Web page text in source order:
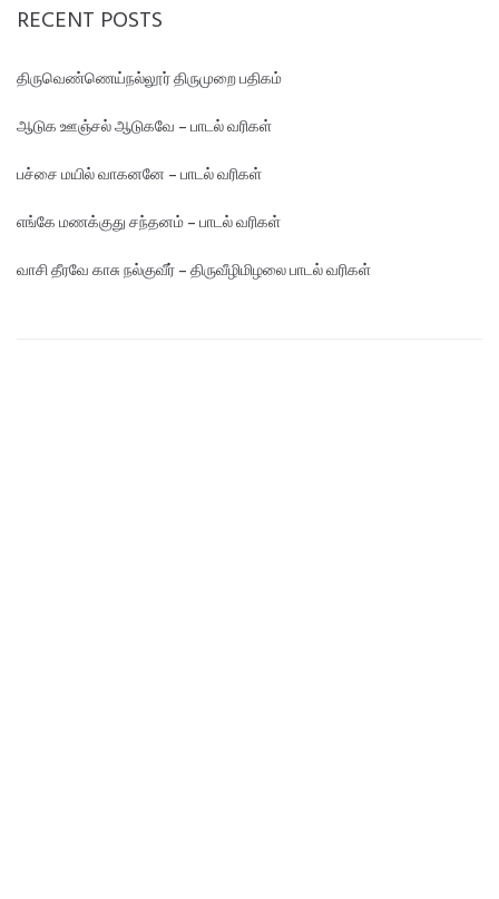
RECENT POSTS
திருவெண்ணெய்நல்லூர் திருமுறை பதிகம்
ஆடுக ஊஞ்சல் ஆடுகவே – பாடல் வரிகள்
பச்சை மயில் வாகனனே – பாடல் வரிகள்
எங்கே மண‌க்குது சந்தனம் – பாடல் வரிகள்
வாசி தீரவே காசு நல்குவீர் – திருவீழிமிழலை பாடல் வரிகள்